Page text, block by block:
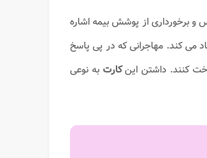
و برخورداری از پوشش بیمه اشاره
می کند. مهاجرانی که در پی پاسخ
کنند. داشتن اینکارتبه نوعی